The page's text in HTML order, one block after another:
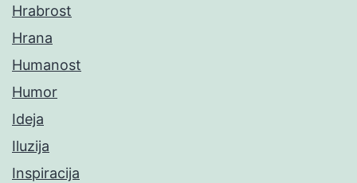
Hrabrost
Hrana
Humanost
Humor
Ideja
Iluzija
Inspiracija